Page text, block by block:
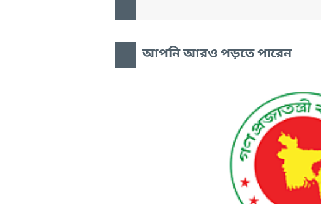
আপনি আরও পড়তে পারেন